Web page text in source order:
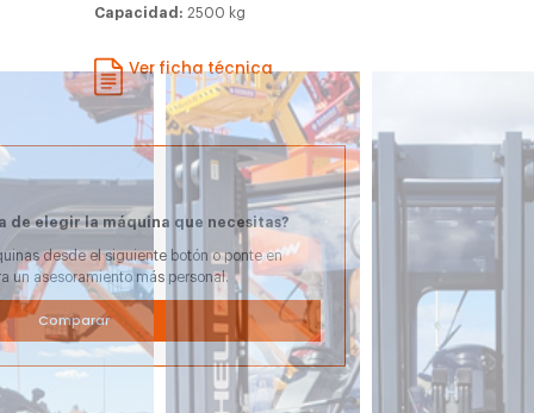
Capacidad:2500 kg
Ver ficha técnica
de elegir la máquina que necesitas?
desde el siguiente botón o ponte en
un asesoramiento más personal.
Comparar